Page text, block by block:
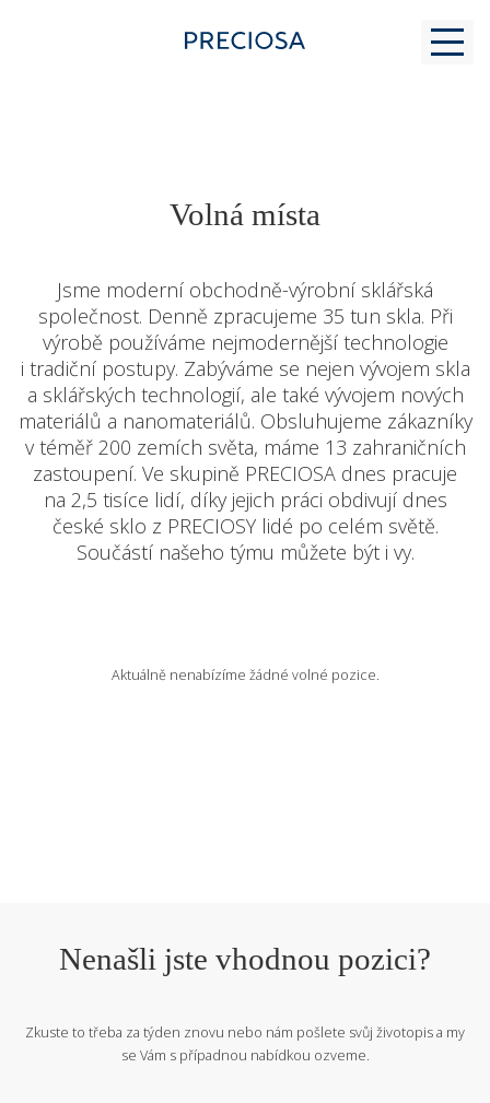
PROČ K NÁM
PRO STUDENTY
MODERNÍ SKLÁŘSTVÍ
KONTAKT
VOLNÁ MÍSTA
Volná místa
Jsme moderní obchodně-výrobní sklářská
společnost. Denně zpracujeme 35 tun skla. Při
výrobě používáme nejmodernější technologie
i tradiční postupy. Zabýváme se nejen vývojem skla
a sklářských technologií, ale také vývojem nových
materiálů a nanomateriálů. Obsluhujeme zákazníky
v téměř 200 zemích světa, máme 13 zahraničních
zastoupení. Ve skupině PRECIOSA dnes pracuje
na 2,5 tisíce lidí, díky jejich práci obdivují dnes
české sklo z PRECIOSY lidé po celém světě.
Součástí našeho týmu můžete být i vy.
Aktuálně nenabízíme žádné volné pozice.
Nenašli jste vhodnou pozici?
Zkuste to třeba za týden znovu nebo nám pošlete svůj životopisa my
se Vám s případnou nabídkou ozveme.